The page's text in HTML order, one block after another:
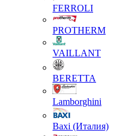
FERROLI
PROTHERM
VAILLANT
BERETTA
Lamborghini
Baxi (Италия)